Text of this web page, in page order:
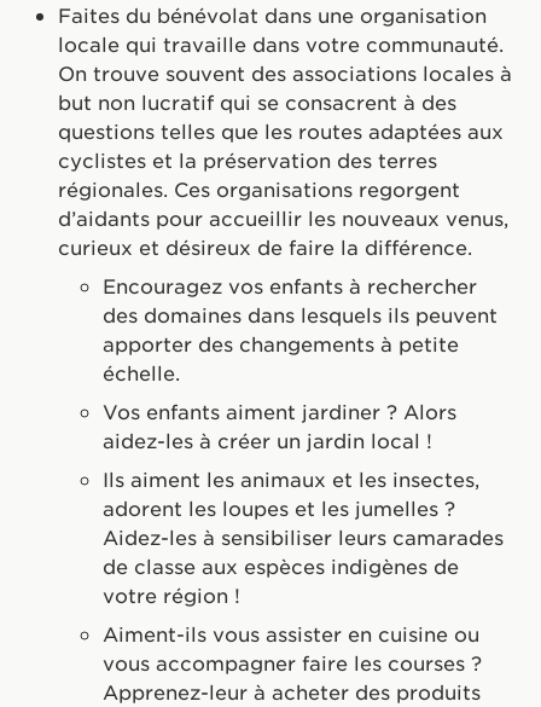
Faites du bénévolat dans une organisation
locale qui travaille dans votre communauté.
On trouve souvent des associations locales à
but non lucratif qui se consacrent à des
questions telles que les routes adaptées aux
cyclistes et la préservation des terres
régionales. Ces organisations regorgent
d’aidants pour accueillir les nouveaux venus,
curieux et désireux de faire la différence.
Encouragez vos enfants à rechercher
des domaines dans lesquels ils peuvent
apporter des changements à petite
échelle.
Vos enfants aiment jardiner ? Alors
aidez-les à créer un jardin local !
Ils aiment les animaux et les insectes,
adorent les loupes et les jumelles ?
Aidez-les à sensibiliser leurs camarades
de classe aux espèces indigènes de
votre région !
Aiment-ils vous assister en cuisine ou
vous accompagner faire les courses ?
Apprenez-leur à acheter des produits